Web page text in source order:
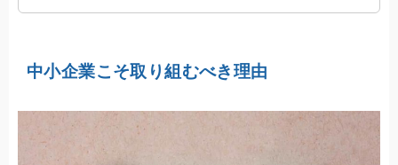
中小企業こそ取り組むべき理由